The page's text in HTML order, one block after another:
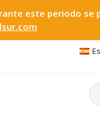
este periodo